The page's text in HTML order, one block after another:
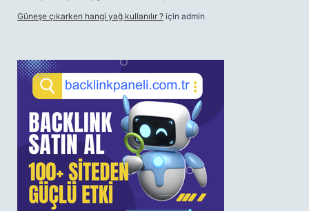
Güneşe çıkarken hangi yağ kullanılır ? için admin